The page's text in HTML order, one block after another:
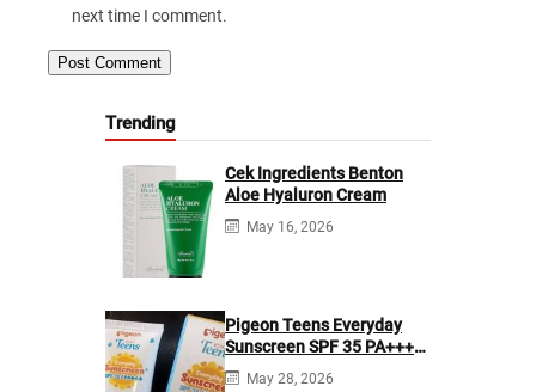
next time I comment.
Trending
Cek Ingredients Benton
Aloe Hyaluron Cream
May 16, 2026
Pigeon Teens Everyday
Sunscreen SPF 35 PA+++
Ingredients
May 28, 2026